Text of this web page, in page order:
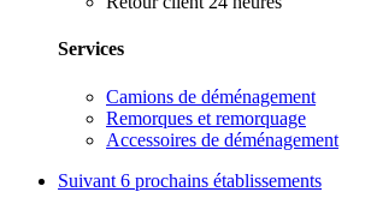
Services
Camions de déménagement
Remorques et remorquage
Accessoires de déménagement
Suivant 6 prochains établissements